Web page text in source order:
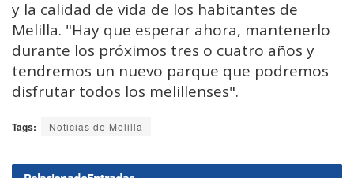
y la calidad de vida de los habitantes de
Melilla. "Hay que esperar ahora, mantenerlo
durante los próximos tres o cuatro años y
tendremos un nuevo parque que podremos
disfrutar todos los melillenses".
Tags: Noticias de Melilla